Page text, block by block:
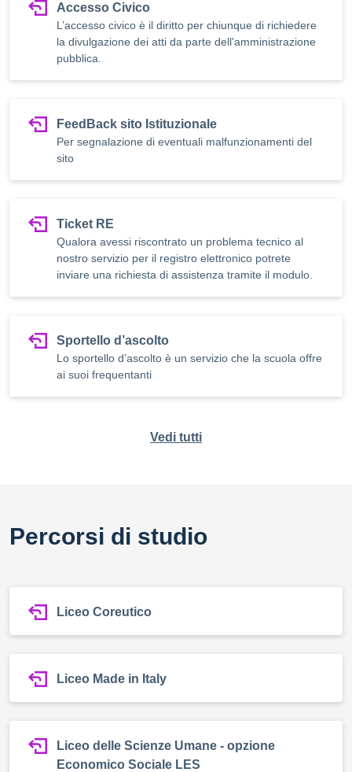
Accesso Civico
L’accesso civico è il diritto per chiunque di richiedere
la divulgazione dei atti da parte dell'amministrazione
pubblica.
FeedBack sito Istituzionale
Per segnalazione di eventuali malfunzionamenti del
sito
Ticket RE
Qualora avessi riscontrato un problema tecnico al
nostro servizio per il registro elettronico potrete
inviare una richiesta di assistenza tramite il modulo.
Sportello d’ascolto
Lo sportello d’ascolto è un servizio che la scuola offre
ai suoi frequentanti
Vedi tutti
Percorsi di studio
Liceo Coreutico
Liceo Made in Italy
Liceo delle Scienze Umane - opzione
Economico Sociale LES